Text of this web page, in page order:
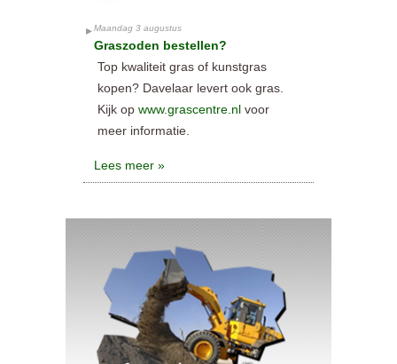
Maandag 3 augustus
Graszoden bestellen?
Top kwaliteit gras of kunstgras
kopen? Davelaar levert ook gras.
Kijk op www.grascentre.nl voor
meer informatie.
Lees meer »